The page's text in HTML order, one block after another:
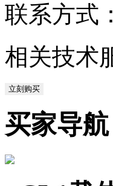
联系方式：
相关技术
立刻购买
买家导航